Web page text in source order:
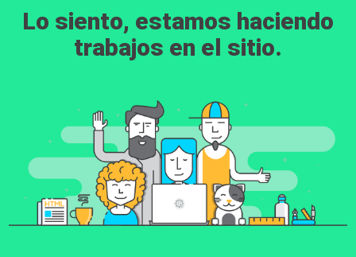
Lo siento, estamos haciendo
trabajos en el sitio.